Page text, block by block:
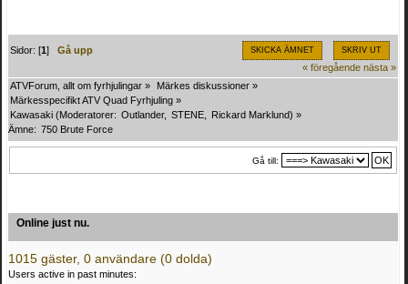
SKICKA ÄMNET SKRIV UT
Sidor: [1]Gå upp
« föregående nästa »
ATVForum, allt om fyrhjulingar » Märkes diskussioner »
Märkesspecifikt ATV Quad Fyrhjuling »
Kawasaki (Moderatorer: Outlander, STENE Rickard Marklund) »
Ämne: 750 Brute Force
Gå till:
Online just nu.
1015 gäster, 0 användare (0 dolda)
Users active in past minutes: